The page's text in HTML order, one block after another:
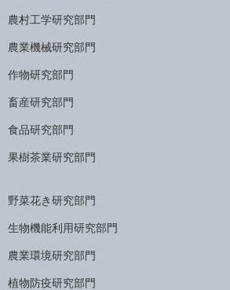
農村工学研究部門
農業機械研究部門
作物研究部門
畜産研究部門
食品研究部門
果樹茶業研究部門
野菜花き研究部門
生物機能利用研究部門
農業環境研究部門
植物防疫研究部門